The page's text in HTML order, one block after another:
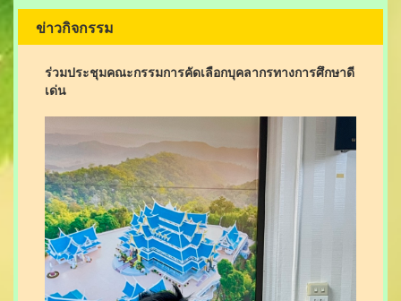
ข่าวกิจกรรม
ร่วมประชุมคณะกรรมการคัดเลือกบุคลากรทางการศึกษาดี
เด่น